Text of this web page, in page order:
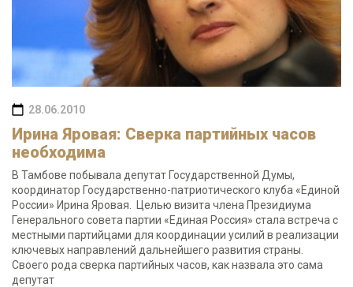
28.06.2010
Ирина Яровая: Сверка партийных часов
необходима
В Тамбове побывала депутат Государственной Думы,
координатор Государственно-патриотического клуба «Единой
России» Ирина Яровая. Целью визита члена Президиума
Генерального совета партии «Единая Россия» стала встреча с
местными партийцами для координации усилий в реализации
ключевых направлений дальнейшего развития страны.
Своего рода сверка партийных часов, как назвала это сама
депутат